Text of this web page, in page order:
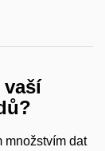
vaší
množstvím dat